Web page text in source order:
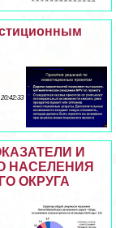
И
НАСЕЛЕНИЯ
ОКРУГА